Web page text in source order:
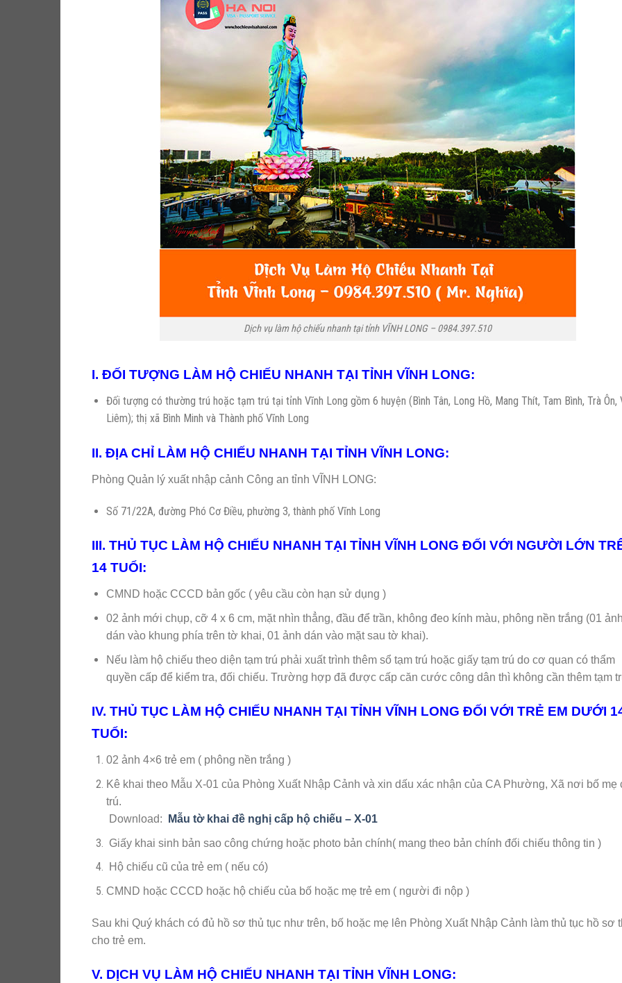
Dịch vụ làm hộ chiếu nhanh tại tỉnh VĨNH LONG – 0984.397.510
I. ĐỐI TƯỢNG LÀM HỘ CHIẾU NHANH TẠI TỈNH VĨNH LONG:
Đối tượng có thường trú hoặc tạm trú tại tỉnh Vĩnh Long gồm 6 huyện (Bình Tân, Long Hồ, Mang Thít, Tam Bình, Trà Ôn,
Liêm); thị xã Bình Minh và Thành phố Vĩnh Long
II. ĐỊA CHỈ LÀM HỘ CHIẾU NHANH TẠI TỈNH VĨNH LONG:
Phòng Quản lý xuất nhập cảnh Công an tỉnh VĨNH LONG:
Số 71/22A, đường Phó Cơ Điều, phường 3, thành phố Vĩnh Long
III. THỦ TỤC LÀM HỘ CHIẾU NHANH TẠI TỈNH VĨNH LONG ĐỐI VỚI NGƯỜI LỚN
14 TUỔI:
CMND hoặc CCCD bản gốc ( yêu cầu còn hạn sử dụng )
02 ảnh mới chụp, cỡ 4 x 6 cm, mặt nhìn thẳng, đầu để trần, không đeo kính màu, phông nền trắng (01 ảnh
dán vào khung phía trên tờ khai, 01 ảnh dán vào mặt sau tờ khai).
Nếu làm hộ chiếu theo diện tạm trú phải xuất trình thêm sổ tạm trú hoặc giấy tạm trú do cơ quan có thẩm
quyền cấp để kiểm tra, đối chiếu. Trường hợp đã được cấp căn cước công dân thì không cần thêm tạm
IV. THỦ TỤC LÀM HỘ CHIẾU NHANH TẠI TỈNH VĨNH LONG ĐỐI VỚI TRẺ EM DƯỚI
TUỔI:
02 ảnh 4×6 trẻ em ( phông nền trắng )
Kê khai theo Mẫu X-01 của Phòng Xuất Nhập Cảnh và xin dấu xác nhận của CA Phường, Xã nơi bố mẹ
trú.
Download:
Mẫu tờ khai đề nghị cấp hộ chiếu – X-01
Giấy khai sinh bản sao công chứng hoặc photo bản chính( mang theo bản chính đối chiếu thông tin )
Hộ chiếu cũ của trẻ em ( nếu có)
CMND hoặc CCCD hoặc hộ chiếu của bố hoặc mẹ trẻ em ( người đi nộp )
Sau khi Quý khách có đủ hồ sơ thủ tục như trên, bố hoặc mẹ lên Phòng Xuất Nhập Cảnh làm thủ tục hồ sơ
cho trẻ em.
V. DỊCH VỤ LÀM HỘ CHIẾU NHANH TẠI TỈNH VĨNH LONG: